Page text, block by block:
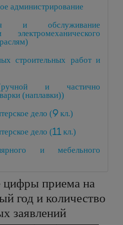
администрирование
и обслуживание
строительных работ и
и частично
(наплавки))
дело (9 кл.)
дело (11 кл.)
и мебельного
цифры приема на
год и количество
заявлений